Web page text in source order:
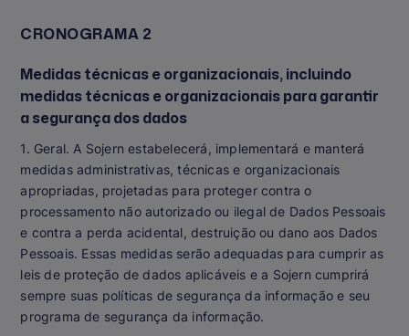
CRONOGRAMA 2
Medidas técnicas e organizacionais, incluindo
medidas técnicas e organizacionais para garantir
a segurança dos dados
1. Geral. A Sojern estabelecerá, implementará e manterá
medidas administrativas, técnicas e organizacionais
apropriadas, projetadas para proteger contra o
processamento não autorizado ou ilegal de Dados Pessoais
e contra a perda acidental, destruição ou dano aos Dados
Pessoais. Essas medidas serão adequadas para cumprir as
leis de proteção de dados aplicáveis e a Sojern cumprirá
sempre suas políticas de segurança da informação e seu
programa de segurança da informação.